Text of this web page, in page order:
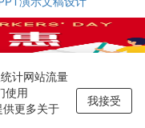
设计
计网站流量
使用
供更多关于
我接受